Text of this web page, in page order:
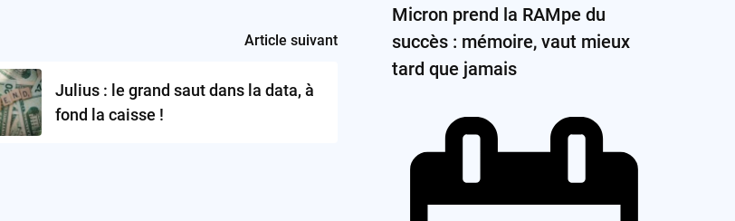
Article suivant
Julius : le grand saut dans la data, à
fond la caisse !
Micron prend la RAMpe du
succès : mémoire, vaut mieux
tard que jamais